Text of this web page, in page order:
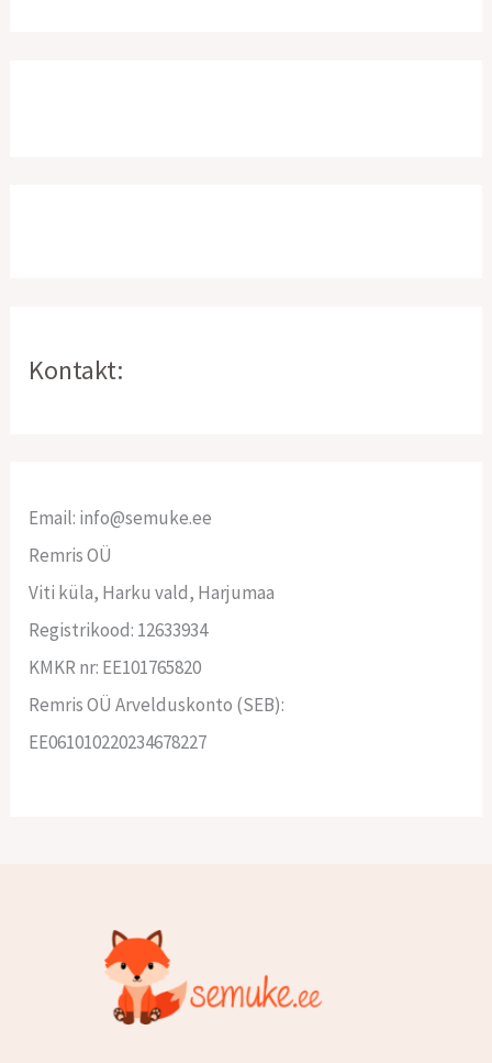
Kontakt:
Email: info@semuke.ee
Remris OÜ
Viti küla, Harku vald, Harjumaa
Registrikood: 12633934
KMKR nr: EE101765820
Remris OÜ Arvelduskonto (SEB):
EE061010220234678227